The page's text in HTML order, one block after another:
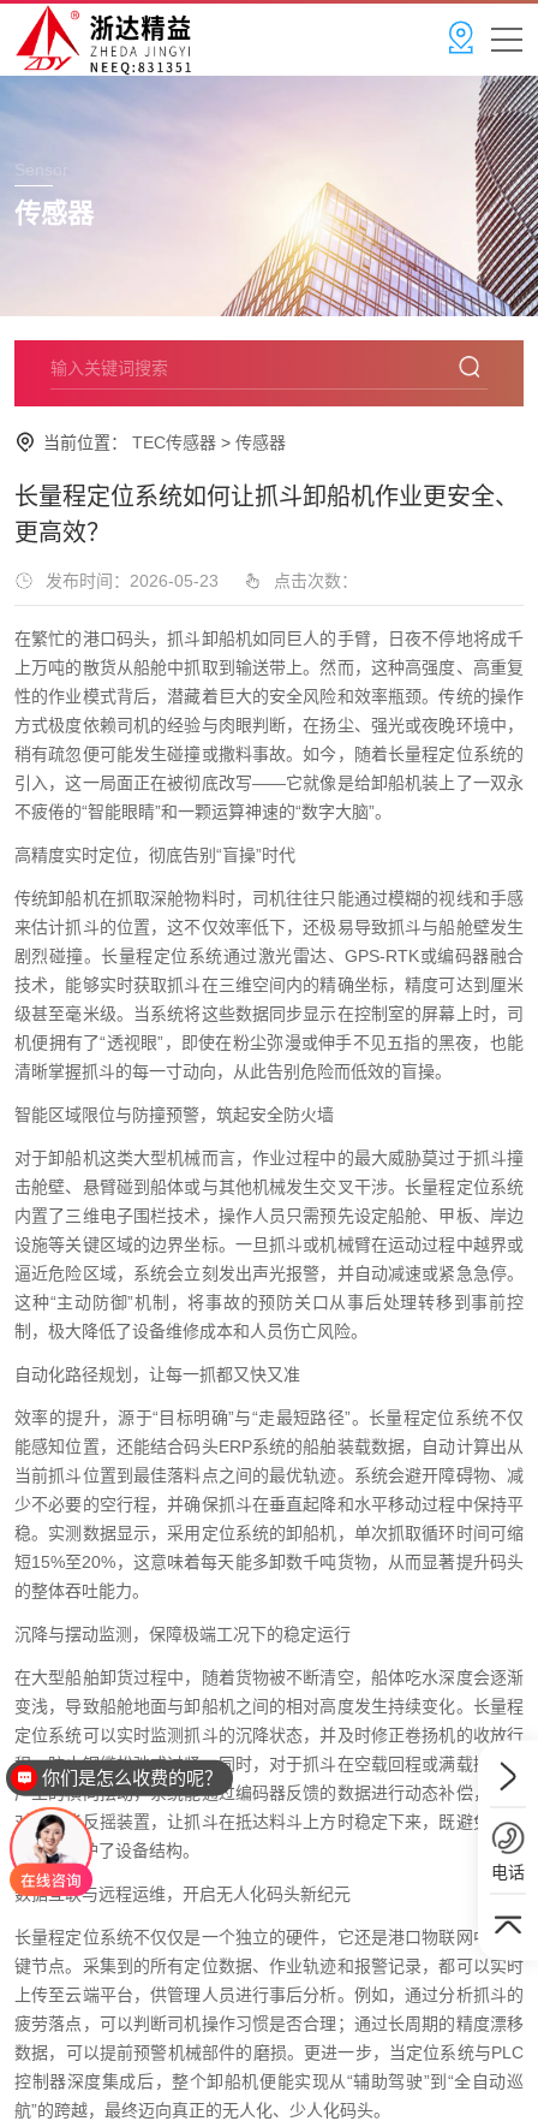
Sensor
传感器
当前位置： TEC传感器 > 传感器
长量程定位系统如何让抓斗卸船机作业更安全、
更高效？
发布时间：2026-05-23 点击次数：
在繁忙的港口码头，抓斗卸船机如同巨人的手臂，日夜不停地将成千
上万吨的散货从船舱中抓取到输送带上。然而，这种高强度、高重复
性的作业模式背后，潜藏着巨大的安全风险和效率瓶颈。传统的操作
方式极度依赖司机的经验与肉眼判断，在扬尘、强光或夜晚环境中，
稍有疏忽便可能发生碰撞或撒料事故。如今，随着长量程定位系统的
引入，这一局面正在被彻底改写——它就像是给卸船机装上了一双永
不疲倦的“智能眼睛”和一颗运算神速的“数字大脑”。
高精度实时定位，彻底告别“盲操”时代
传统卸船机在抓取深舱物料时，司机往往只能通过模糊的视线和手感
来估计抓斗的位置，这不仅效率低下，还极易导致抓斗与船舱壁发生
剧烈碰撞。长量程定位系统通过激光雷达、GPS-RTK或编码器融合
技术，能够实时获取抓斗在三维空间内的精确坐标，精度可达到厘米
级甚至毫米级。当系统将这些数据同步显示在控制室的屏幕上时，司
机便拥有了“透视眼”，即使在粉尘弥漫或伸手不见五指的黑夜，也能
清晰掌握抓斗的每一寸动向，从此告别危险而低效的盲操。
智能区域限位与防撞预警，筑起安全防火墙
对于卸船机这类大型机械而言，作业过程中的最大威胁莫过于抓斗撞
击舱壁、悬臂碰到船体或与其他机械发生交叉干涉。长量程定位系统
内置了三维电子围栏技术，操作人员只需预先设定船舱、甲板、岸边
设施等关键区域的边界坐标。一旦抓斗或机械臂在运动过程中越界或
逼近危险区域，系统会立刻发出声光报警，并自动减速或紧急急停。
这种“主动防御”机制，将事故的预防关口从事后处理转移到事前控
制，极大降低了设备维修成本和人员伤亡风险。
自动化路径规划，让每一抓都又快又准
效率的提升，源于“目标明确”与“走最短路径”。长量程定位系统不仅
能感知位置，还能结合码头ERP系统的船舶装载数据，自动计算出从
当前抓斗位置到最佳落料点之间的最优轨迹。系统会避开障碍物、减
少不必要的空行程，并确保抓斗在垂直起降和水平移动过程中保持平
稳。实测数据显示，采用定位系统的卸船机，单次抓取循环时间可缩
短15%至20%，这意味着每天能多卸数千吨货物，从而显著提升码头
的整体吞吐能力。
沉降与摆动监测，保障极端工况下的稳定运行
在大型船舶卸货过程中，随着货物被不断清空，船体吃水深度会逐渐
变浅，导致船舱地面与卸船机之间的相对高度发生持续变化。长量程
定位系统可以实时监测抓斗的沉降状态，并及时修正卷扬机的收放行
程，防止钢缆松弛或过紧。同时，对于抓斗在空载回程或满载抛投时
产生的横向摆动，系统能通过编码器反馈的数据进行动态补偿，甚至
对接智能反摇装置，让抓斗在抵达料斗上方时稳定下来，既避免了撒
料，又保护了设备结构。
数据互联与远程运维，开启无人化码头新纪元
长量程定位系统不仅仅是一个独立的硬件，它还是港口物联网中的关
键节点。采集到的所有定位数据、作业轨迹和报警记录，都可以实时
上传至云端平台，供管理人员进行事后分析。例如，通过分析抓斗的
疲劳落点，可以判断司机操作习惯是否合理；通过长周期的精度漂移
数据，可以提前预警机械部件的磨损。更进一步，当定位系统与PLC
控制器深度集成后，整个卸船机便能实现从“辅助驾驶”到“全自动巡
航”的跨越，最终迈向真正的无人化、少人化码头。
电话
你们是怎么收费的呢？